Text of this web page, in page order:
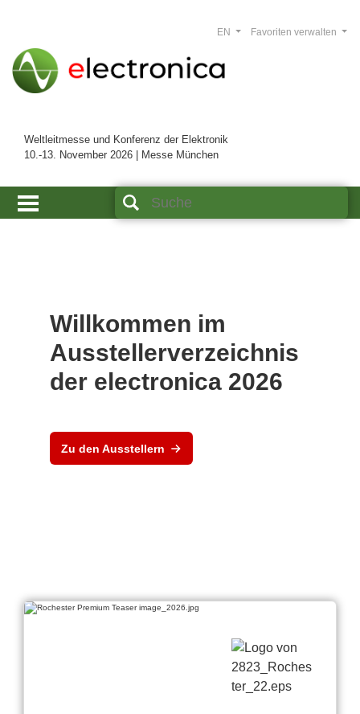
Weltleitmesse und Konferenz der Elektronik
10.-13. November 2026 | Messe München
Favoriten verwalten
EN
Willkommen im
Ausstellerverzeichnis
der electronica 2026
Zu den Ausstellern